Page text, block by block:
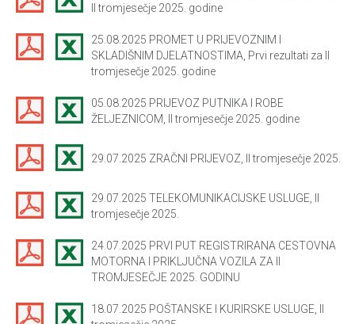
II tromjesečje 2025. godine
25.08.2025 PROMET U PRIJEVOZNIM I
SKLADIŠNIM DJELATNOSTIMA, Prvi rezultati za II
tromjesečje 2025. godine
05.08.2025 PRIJEVOZ PUTNIKA I ROBE
ŽELJEZNICOM, II tromjesečje 2025. godine
29.07.2025 ZRAČNI PRIJEVOZ, II tromjesečje 2025.
29.07.2025 TELEKOMUNIKACIJSKE USLUGE, II
tromjesečje 2025.
24.07.2025 PRVI PUT REGISTRIRANA CESTOVNA
MOTORNA I PRIKLJUČNA VOZILA ZA II
TROMJESEČJE 2025. GODINU
18.07.2025 POŠTANSKE I KURIRSKE USLUGE, II